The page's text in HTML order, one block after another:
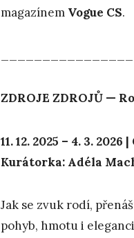
magazínem Vogue CS.
ZDROJE ZDROJŮ —
11. 12. 2025 – 4. 3. 2026
Kurátorka: Adéla
Jak se zvuk rodí,
pohyb, hmotu i